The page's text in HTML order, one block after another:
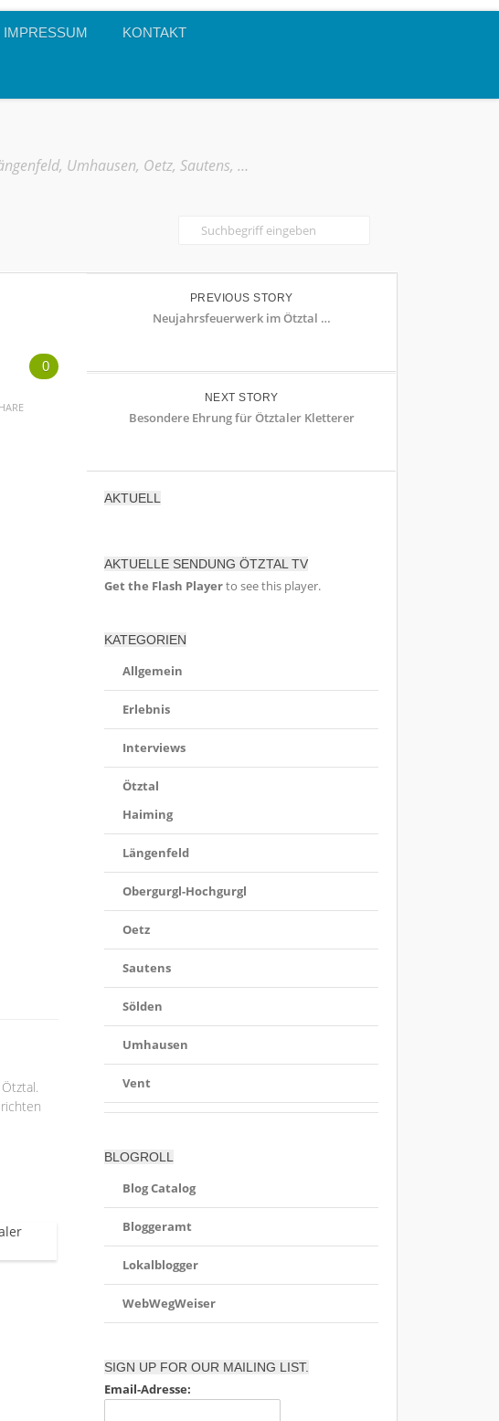
IMPRESSUM KONTAKT
Umhausen, Oetz, Sautens, …
0
PREVIOUS STORY
Neujahrsfeuerwerk im Ötztal …
NEXT STORY
Besondere Ehrung für Ötztaler Kletterer
AKTUELL
AKTUELLE SENDUNG ÖTZTAL TV
Get the Flash Playerto see this player.
KATEGORIEN
Allgemein
Erlebnis
Interviews
Ötztal
Haiming
Längenfeld
Obergurgl-Hochgurgl
Oetz
Sautens
Sölden
Umhausen
Vent
BLOGROLL
Blog Catalog
Bloggeramt
Lokalblogger
WebWegWeiser
SIGN UP FOR OUR MAILING LIST.
Email-Adresse: